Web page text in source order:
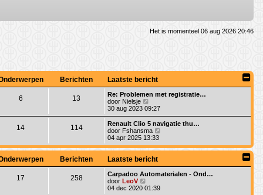
Het is momenteel 06 aug 2026 20:46
Berichten Laatste bericht
6 13
Re: Problemen met registratie…
door Nielsje
e
k
i
j
k
a
a
t
s
t
e
b
30 aug 2023 09:27
14 114
Renault Clio 5 navigatie thu…
door Fshansma
k
i
k
l
04 apr 2025 13:33
Berichten Laatste bericht
17 258
Carpadoo Automaterialen - Ond…
door LeoV
e
04 dec 2020 01:39